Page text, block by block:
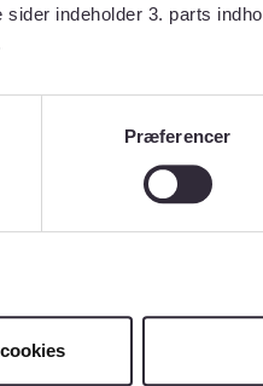
sider indeholder 3. parts
Præferencer